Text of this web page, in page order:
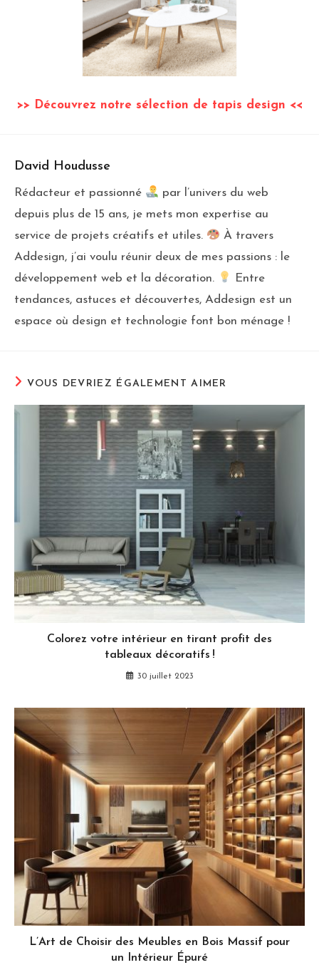
>> Découvrez notre sélection de tapis design <<
David Houdusse
Rédacteur et passionné
par l’univers du web
depuis plus de 15 ans, je mets mon expertise au
service de projets créatifs et utiles.
À travers
Addesign, j’ai voulu réunir deux de mes passions : le
développement web et la décoration.
Entre
tendances, astuces et découvertes, Addesign est un
espace où design et technologie font bon ménage !
VOUS DEVRIEZ ÉGALEMENT AIMER
Colorez votre intérieur en tirant profit des
tableaux décoratifs !
30 juillet 2023
L’Art de Choisir des Meubles en Bois Massif pour
un Intérieur Épuré